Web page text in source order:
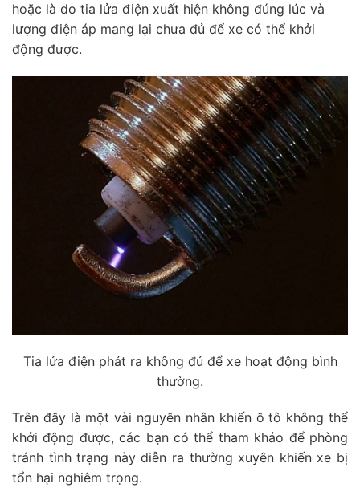
hoặc là do tia lửa điện xuất hiện không đúng lúc và
lượng điện áp mang lại chưa đủ để xe có thể khởi
động được.
Tia lửa điện phát ra không đủ để xe hoạt động bình
thường.
Trên đây là một vài nguyên nhân khiến ô tô không thể
khởi động được, các bạn có thể tham khảo để phòng
tránh tình trạng này diễn ra thường xuyên khiến xe bị
tổn hại nghiêm trọng.